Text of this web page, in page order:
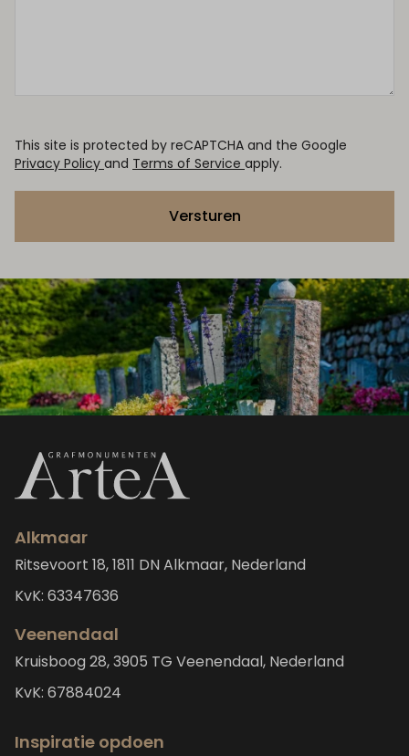
This site is protected by reCAPTCHA and the Google
Privacy Policy and Terms of Service apply.
Versturen
Alkmaar
Ritsevoort 18, 1811 DN Alkmaar, Nederland
KvK: 63347636
Veenendaal
Kruisboog 28, 3905 TG Veenendaal, Nederland
KvK: 67884024
Inspiratie opdoen